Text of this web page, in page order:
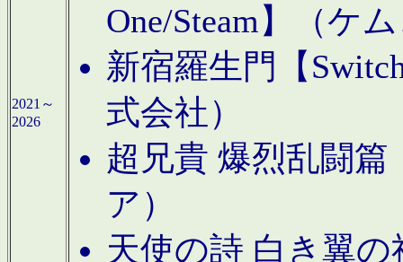
2021～
2026
One/Steam】（ケ
新宿羅生門【
式会社）
超兄貴 爆烈乱闘篇
ア）
天使の詩 白き翼